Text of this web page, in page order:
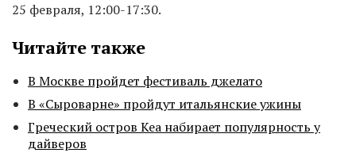
25 февраля, 12:00-17:30.
Читайте также
В Москве пройдет фестиваль джелато
В «Сыроварне» пройдут итальянские ужины
Греческий остров Кеа набирает популярность у
дайверов